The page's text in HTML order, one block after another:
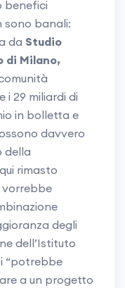
benefici
sono banali:
da Studio
di Milano,
29 miliardi di
in bolletta e
davvero
della
rimasto
vorrebbe
degli
dell’Istituto
“potrebbe
a un progetto